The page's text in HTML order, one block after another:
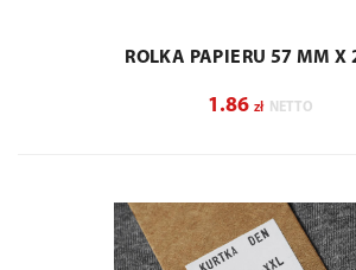
ROLKA PAPIERU 57 MM X
1.86 zł NETTO